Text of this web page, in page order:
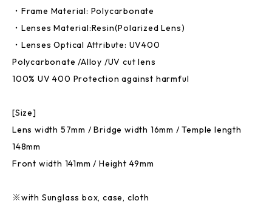
・Frame Material: Polycarbonate
・Lenses Material:Resin(Polarized Lens)
・Lenses Optical Attribute: UV400
Polycarbonate /Alloy /UV cut lens
100% UV 400 Protection against harmful
[Size]
Lens width 57mm / Bridge width 16mm / Temple length
148mm
Front width 141mm / Height 49mm
※with Sunglass box, case, cloth